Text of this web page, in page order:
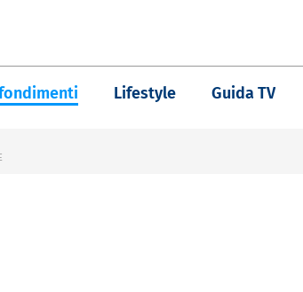
Lifestyle Guida TV